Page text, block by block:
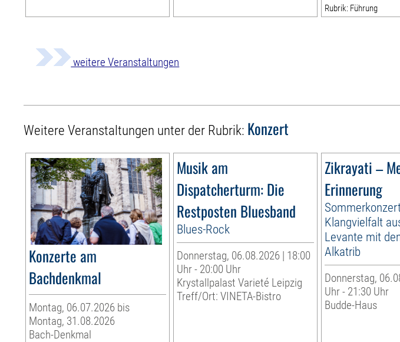
Rubrik: Führung
weitere Veranstaltungen
Weitere Veranstaltungen unter der Rubrik: Konzert
Konzerte am
Bachdenkmal
Montag, 06.07.2026 bis
Montag, 31.08.2026
Bach-Denkmal
Musik am
Dispatcherturm: Die
Restposten Bluesband
Blues-Rock
Donnerstag, 06.08.2026 | 18:00
Uhr - 20:00 Uhr
Krystallpalast Varieté Leipzig
Treff/Ort: VINETA-Bistro
Zikrayati –
Erinnerung
Klangvielfalt
Levante mit
Alkatrib
Donnerstag,
Uhr - 21:30 Uhr
Budde-Haus